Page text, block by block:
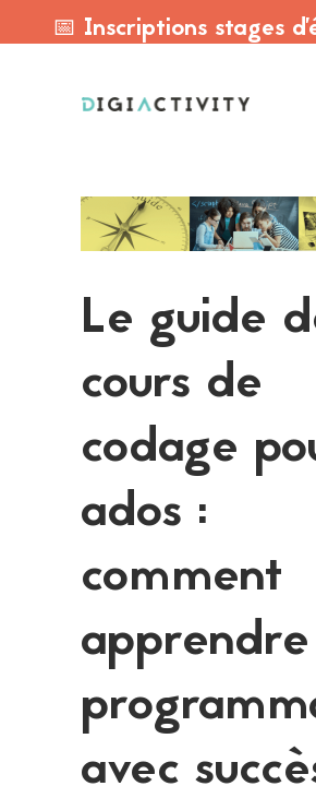
📅 Inscriptions stages
Le guide
cours de
codage
ados :
comment
avec